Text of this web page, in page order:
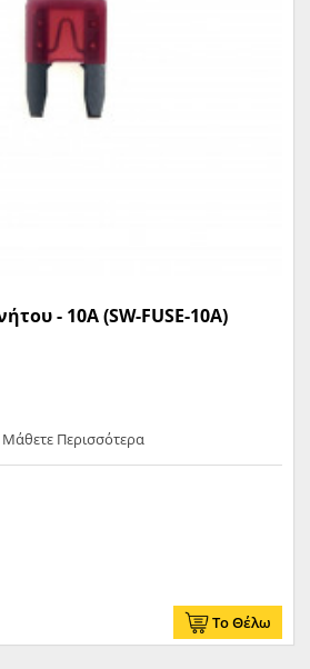
- 10A (SW-FUSE-10A)
Μάθετε Περισσότερα
Το Θέλω